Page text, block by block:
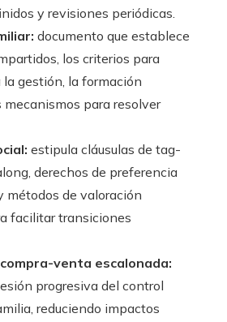
y revisiones periódicas.
documento que establece
los criterios para
la gestión, la formación
mecanismos para resolver
estipula cláusulas de tag-
derechos de preferencia
métodos de valoración
facilitar transiciones
venta escalonada:
progresiva del control
reduciendo impactos